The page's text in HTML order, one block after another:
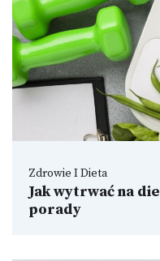
Zdrowie I Dieta
Jak wytrwać na
porady